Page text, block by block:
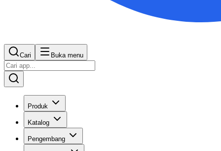
Cari Buka menu
Produk
Katalog
Pengembang